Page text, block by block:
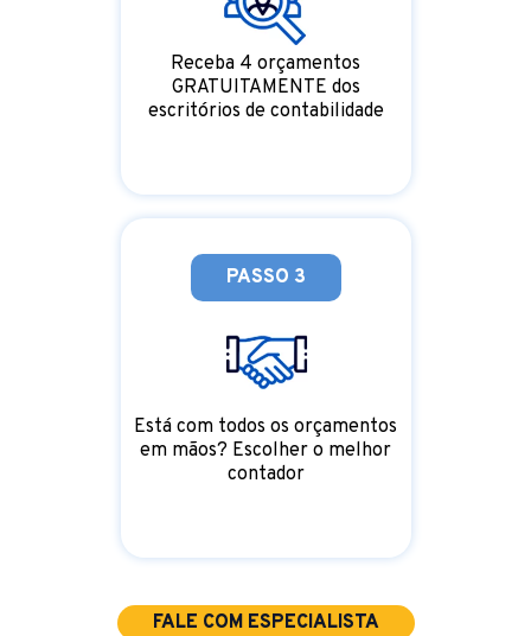
Receba 4 orçamentos
GRATUITAMENTE dos
escritórios de contabilidade
PASSO 3
Está com todos os orçamentos
em mãos? Escolher o melhor
contador
FALE COM ESPECIALISTA